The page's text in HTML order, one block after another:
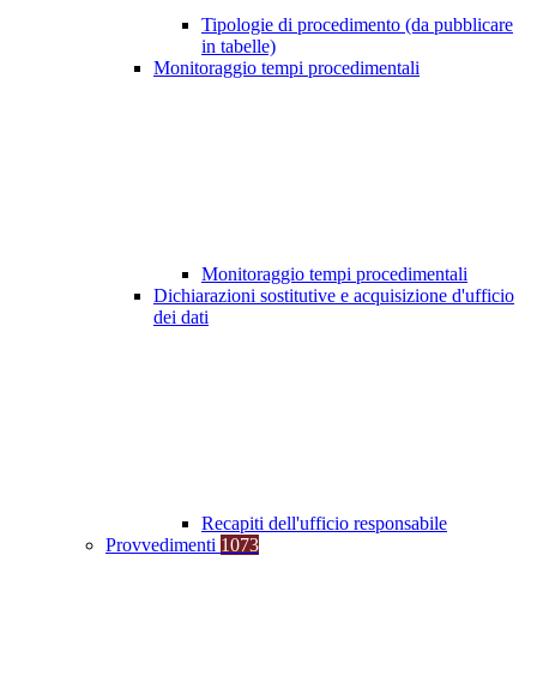
Tipologie di procedimento (da pubblicare
in tabelle)
Monitoraggio tempi procedimentali
Monitoraggio tempi procedimentali
Dichiarazioni sostitutive e acquisizione d'ufficio
dei dati
Recapiti dell'ufficio responsabile
Provvedimenti 1073